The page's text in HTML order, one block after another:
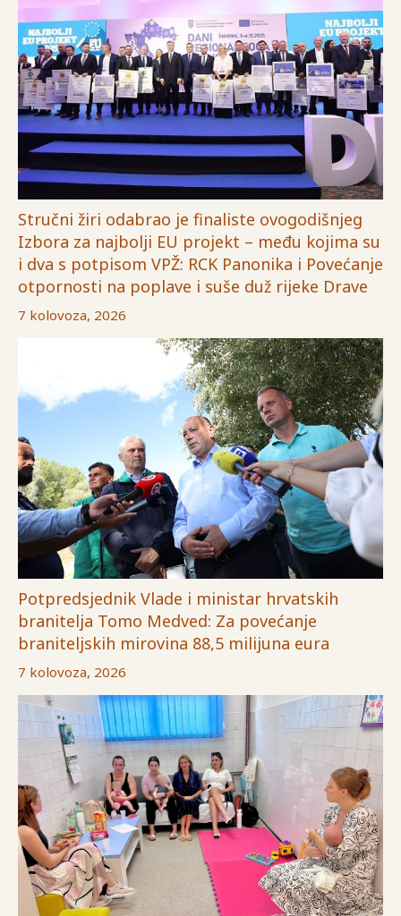
Stručni žiri odabrao je finaliste ovogodišnjeg
Izbora za najbolji EU projekt – među kojima su
i dva s potpisom VPŽ: RCK Panonika i Povećanje
otpornosti na poplave i suše duž rijeke Drave
7 kolovoza, 2026
Potpredsjednik Vlade i ministar hrvatskih
branitelja Tomo Medved: Za povećanje
braniteljskih mirovina 88,5 milijuna eura
7 kolovoza, 2026